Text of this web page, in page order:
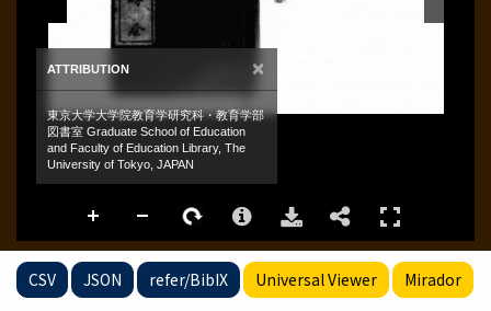
CSV JSON refer/BibIX Universal Viewer Mirador